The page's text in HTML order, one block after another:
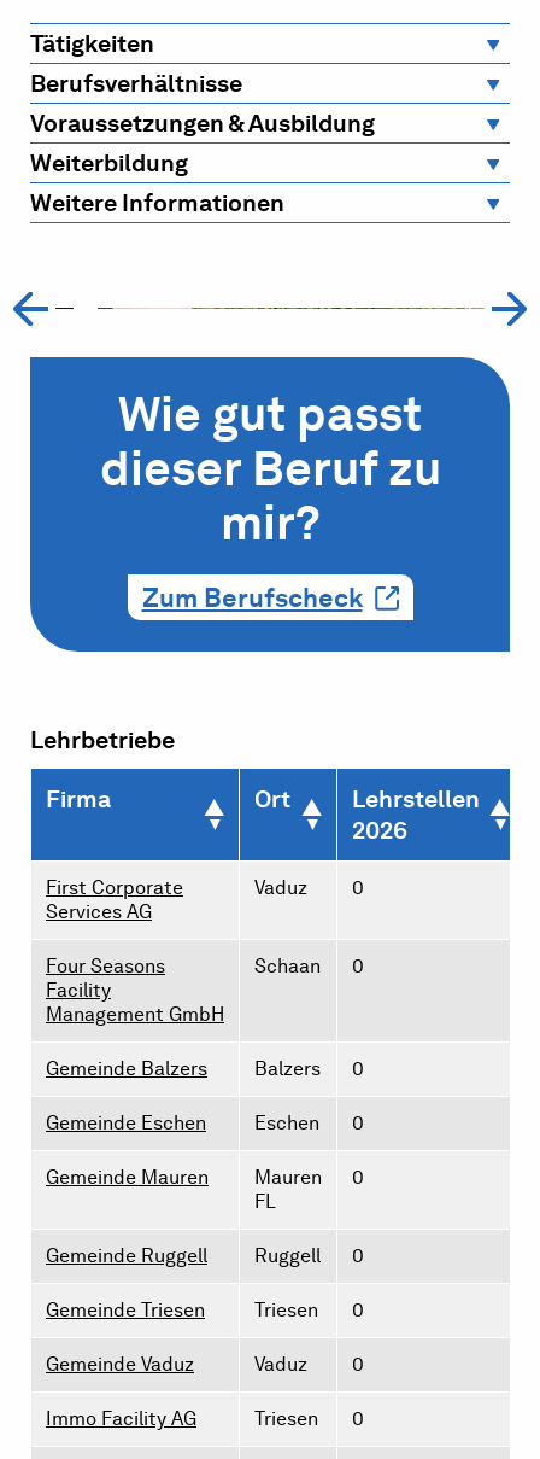
Tätigkeiten
Berufsverhältnisse
Voraussetzungen & Ausbildung
Weiterbildung
Weitere Informationen
Wie gut passt
dieser Beruf zu
mir?
Zum Berufscheck
Lehrbetriebe
Firma Ort
Lehrstellen
2026
First Corporate
Services AG
Vaduz 0
Four Seasons
Facility
Management GmbH
Schaan 0
Gemeinde Balzers Balzers 0
Gemeinde Eschen Eschen 0
Gemeinde Mauren
Mauren
FL
0
Gemeinde Ruggell Ruggell 0
Gemeinde Triesen Triesen 0
Gemeinde Vaduz Vaduz 0
Immo Facility AG Triesen 0